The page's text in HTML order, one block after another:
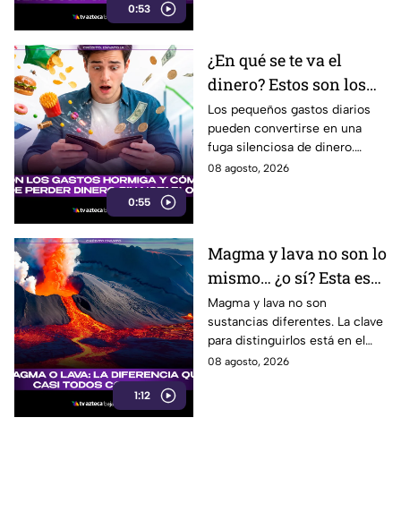
0:53
0:55
¿En qué se te va el
dinero? Estos son los
gastos hormiga que
pueden vaciar tu
bolsillo
Los pequeños gastos diarios
pueden convertirse en una
fuga silenciosa de dinero.
Identificar los llamados gastos
08 agosto, 2026
1:12
Magma y lava no son lo
mismo… ¿o sí? Esta es
la explicación
Magma y lava no son
sustancias diferentes. La clave
para distinguirlos está en el
lugar donde se encuentra el
08 agosto, 2026